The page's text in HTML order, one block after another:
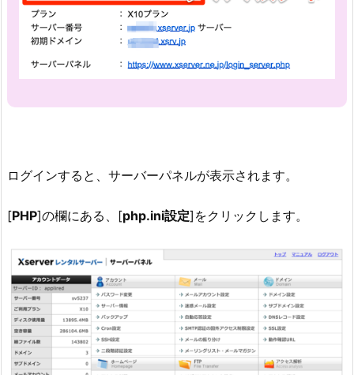
ログインすると、サーバーパネルが表示されます。
[PHP]の欄にある、[php.ini設定]をクリックします。